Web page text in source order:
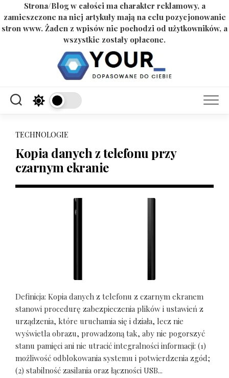
Strona/Blog w całości ma charakter reklamowy, a
zamieszczone na niej artykuły mają na celu pozycjonowanie
stron www. Żaden z wpisów nie pochodzi od użytkowników, a
wszystkie zostały opłacone.
TECHNOLOGIE
Kopia danych z telefonu przy
czarnym ekranie
Definicja: Kopia danych z telefonu z czarnym ekranem
stanowi procedurę zabezpieczenia plików i ustawień z
urządzenia, które uruchamia się i działa, lecz nie
wyświetla obrazu, prowadzoną tak, aby nie pogorszyć
stanu pamięci ani nie utracić integralności informacji: (1)
możliwość odblokowania systemu i potwierdzenia zgód;
(2) stabilność zasilania oraz łączności USB...